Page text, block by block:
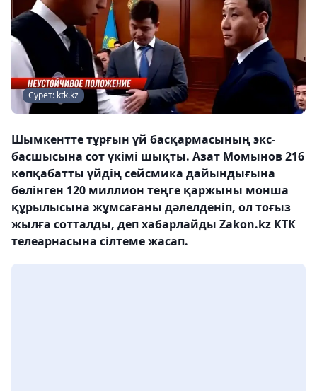
Сурет: ktk.kz
Шымкентте тұрғын үй басқармасының экс-
басшысына сот үкімі шықты. Азат Момынов 216
көпқабатты үйдің сейсмика дайындығына
бөлінген 120 миллион теңге қаржыны монша
құрылысына жұмсағаны дәлелденіп, ол тоғыз
жылға сотталды, деп хабарлайды Zakon.kz КТК
телеарнасына сілтеме жасап.